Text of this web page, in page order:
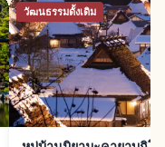
วัฒนธรรมดั้งเดิม